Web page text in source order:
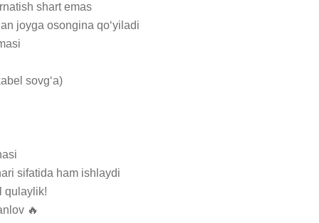
shart emas
joyga osongina qo‘yiladi
sovg‘a)
sifatida ham ishlaydi
qulaylik!
🔥